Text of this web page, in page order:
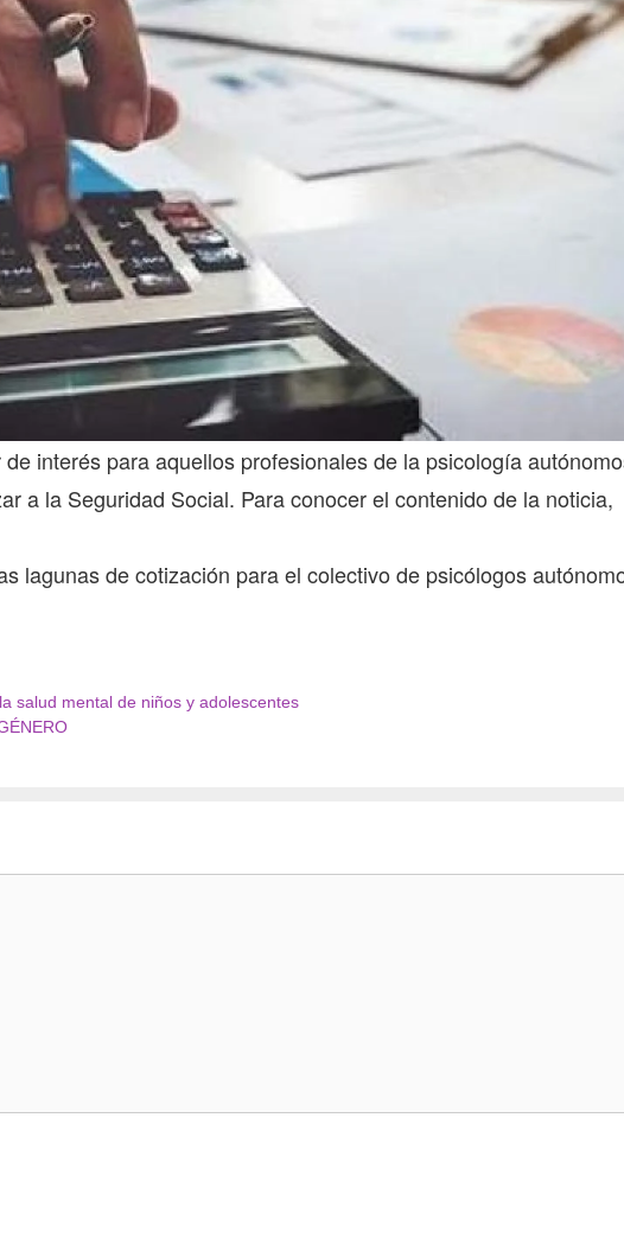
interés para aquellos profesionales de la psicología
a la Seguridad Social. Para conocer el contenido de la noticia,
lagunas de cotización para el colectivo de psicólogos
salud mental de niños y adolescentes